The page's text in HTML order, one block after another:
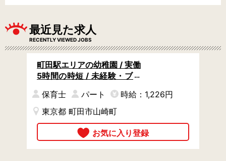
最近見た求人
RECENTLY VIEWED JOBS
町田駅エリアの幼稚園 / 実働
5時間の時短 / 未経験・ブラ
談OK
保育士 パート
時給：1,226円
東京都 町田市山崎町